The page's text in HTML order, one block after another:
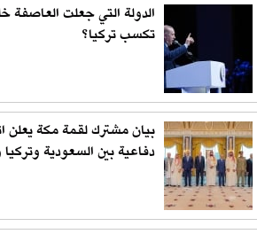
الدولة التي جعلت العاصفة
تكسب تركيا؟
بيان مشترك لقمة مكة يعلن
دفاعية بين السعودية